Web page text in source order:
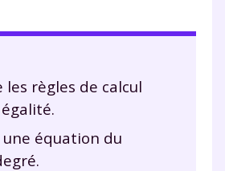
les règles de calcul
une équation du